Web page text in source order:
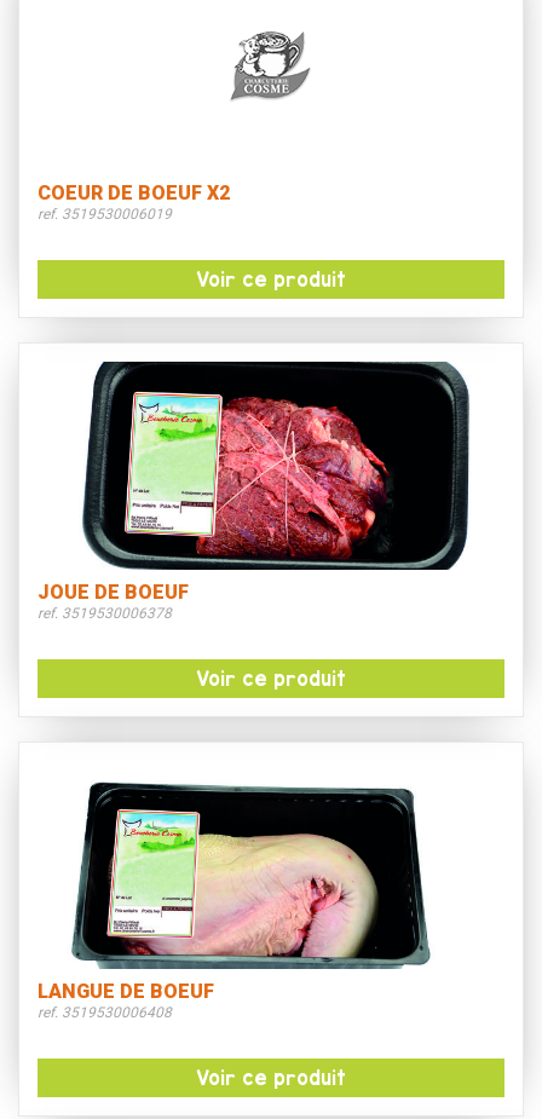
COEUR DE BOEUF X2
ref. 3519530006019
Voir ce produit
JOUE DE BOEUF
ref. 3519530006378
Voir ce produit
LANGUE DE BOEUF
ref. 3519530006408
Voir ce produit